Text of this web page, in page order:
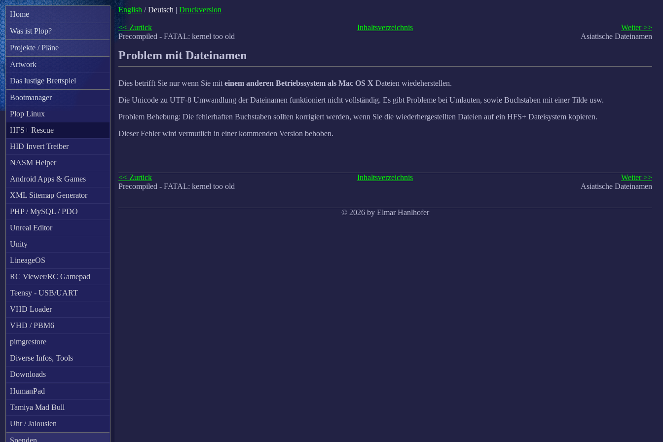
Home
Was ist Plop?
Projekte / Pläne
Artwork
Das lustige Brettspiel
Bootmanager
Plop Linux
HFS+ Rescue
HID Invert Treiber
NASM Helper
Android Apps & Games
XML Sitemap Generator
PHP / MySQL / PDO
Unreal Editor
Unity
LineageOS
RC Viewer/RC Gamepad
Teensy - USB/UART
VHD Loader
VHD / PBM6
pimgrestore
Diverse Infos, Tools
Downloads
HumanPad
Tamiya Mad Bull
Uhr / Jalousien
Spenden
English /Deutsch | Druckversion
<< Zurück
Precompiled - FATAL: kernel too old
Inhaltsverzeichnis
Weiter >>
Asiatische Dateinamen
Problem mit Dateinamen
Dies betrifft Sie nur wenn Sie mit einem anderen Betriebssystem als Mac OS X Dateien wiedeherstellen.
Die Unicode zu UTF-8 Umwandlung der Dateinamen funktioniert nicht vollständig. Es gibt Probleme bei Umlauten, sowie Buchstaben mit einer Tilde usw.
Problem Behebung: Die fehlerhaften Buchstaben sollten korrigiert werden, wenn Sie die wiederhergestellten Dateien auf ein HFS+ Dateisystem kopieren.
Dieser Fehler wird vermutlich in einer kommenden Version behoben.
<< Zurück
Precompiled - FATAL: kernel too old
Inhaltsverzeichnis
Weiter >>
Asiatische Dateinamen
© 2026 by Elmar Hanlhofer